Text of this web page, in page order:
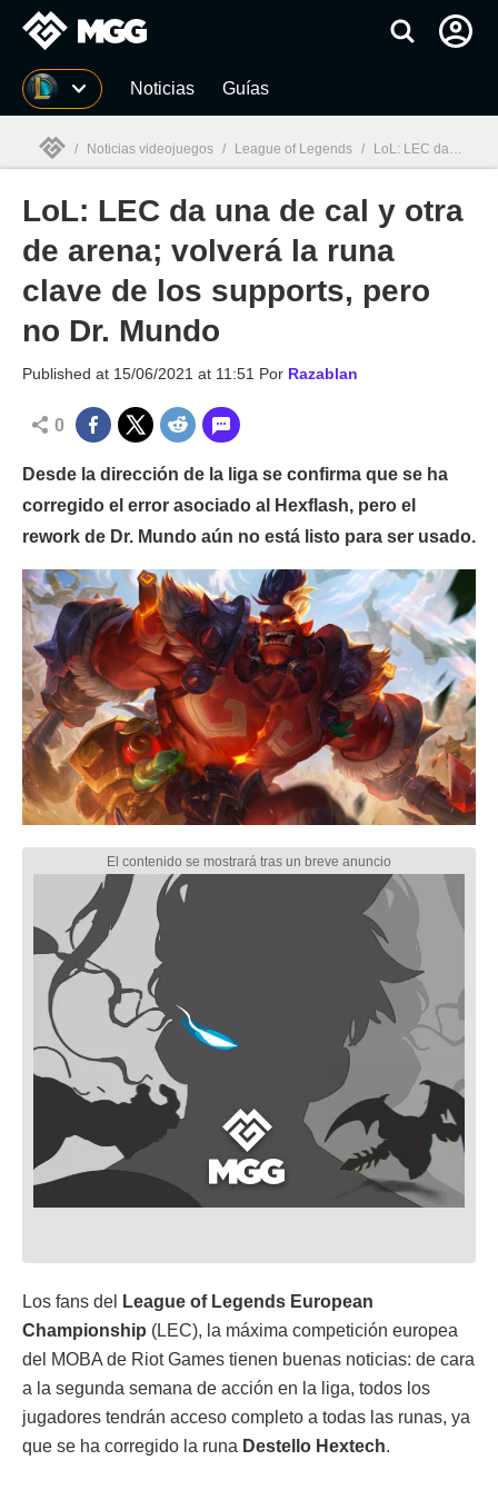
MGG Noticias Guías
MGG
/ Noticias videojuegos / League of Legends / LoL: LEC da una de cal y otra de arena; volverá la runa clave de los supports, pero no Dr. Mundo
LoL: LEC da una de cal y otra
de arena; volverá la runa
clave de los supports, pero
no Dr. Mundo
Published at 15/06/2021 at 11:51 Por Razablan
0
Desde la dirección de la liga se confirma que se ha
corregido el error asociado al Hexflash, pero el
rework de Dr. Mundo aún no está listo para ser usado.
Los fans del
League of Legends European
Championship (LEC), la máxima competición europea
del MOBA de Riot Games tienen buenas noticias: de cara
a la segunda semana de acción en la liga, todos los
jugadores tendrán acceso completo a todas las runas, ya
que se ha corregido la runa Destello Hextech.